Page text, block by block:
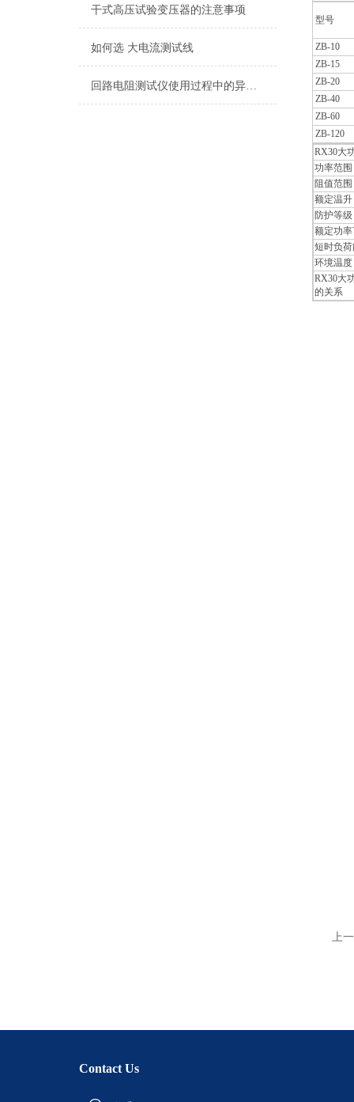
干式高压试验变压器的注意事项
如何选 大电流测试线
回路电阻测试仪使用过程中的异常处理
型号
ZB-10
ZB-15
ZB-20
ZB-40
ZB-60
ZB-120
RX30大
功率范围
阻值范
额定温
防护等
额定功
短时负
环境温
RX30大
的关系
上
Contact Us